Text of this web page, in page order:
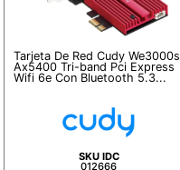
Tarjeta De Red Cudy We3000s
Ax5400 Tri-band Pci Express
Wifi 6e Con Bluetooth 5.3...
SKU IDC
012666